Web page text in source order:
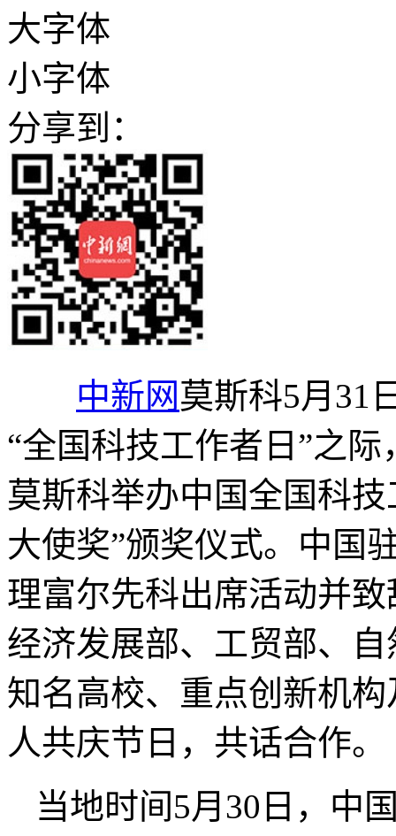
大字体
小字体
分享到：
中新网莫斯科5月31
“全国科技工作者日”之
莫斯科举办中国全国科
大使奖”颁奖仪式。中国
理富尔先科出席活动并
经济发展部、工贸部、
知名高校、重点创新机
人共庆节日，共话合作。
当地时间5月30日，中